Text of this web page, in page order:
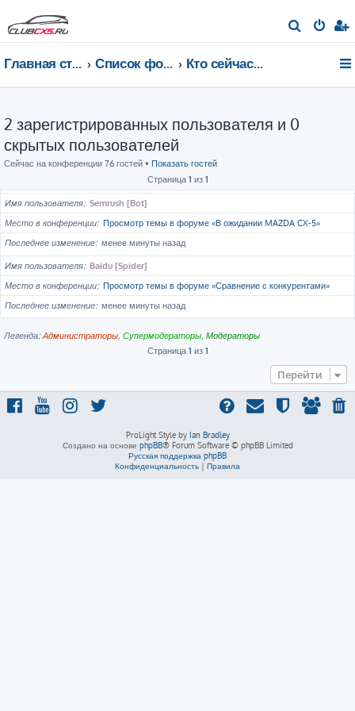
о
Главная страница Список форумов Кто сейчас на конференции
2 зарегистрированных пользователя и 0
скрытых пользователей
Сейчас на конференции 76 гостей • Показать гостей
Страница 1 из 1
Имя пользователя Semrush [Bot]
Место в конференции Просмотр темы в форуме «В ожидании MAZDA CX-5»
Последнее изменение менее минуты назад
Имя пользователя
Baidu [Spider]
Место в конференции Просмотр темы в форуме «Сравнение с конкурентами»
Последнее изменение менее минуты назад
Легенда:Администраторы, Супермодераторы, Модераторы
Страница 1 из 1
Перейти
ProLight Style by Ian Bradley
Создано на основе phpBB® Forum Software © phpBB Limited
Русская поддержка phpBB
Конфиденциальность | Правила